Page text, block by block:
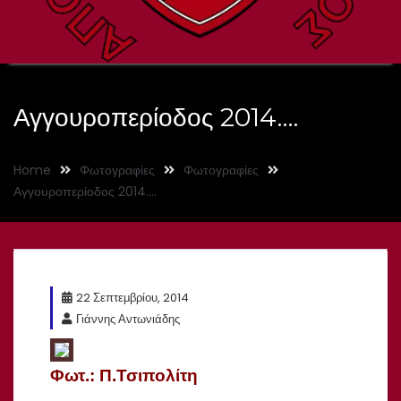
Αγγουροπερίοδος 2014….
Home Φωτογραφίες
Φωτογραφίες
Αγγουροπερίοδος 2014….
22 Σεπτεμβρίου, 2014
Γιάννης Αντωνιάδης
Φωτ.: Π.Τσιπολίτη